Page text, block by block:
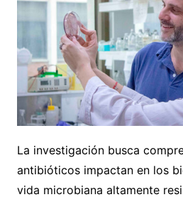
La investigación busca
antibióticos impactan en los
vida microbiana altamente